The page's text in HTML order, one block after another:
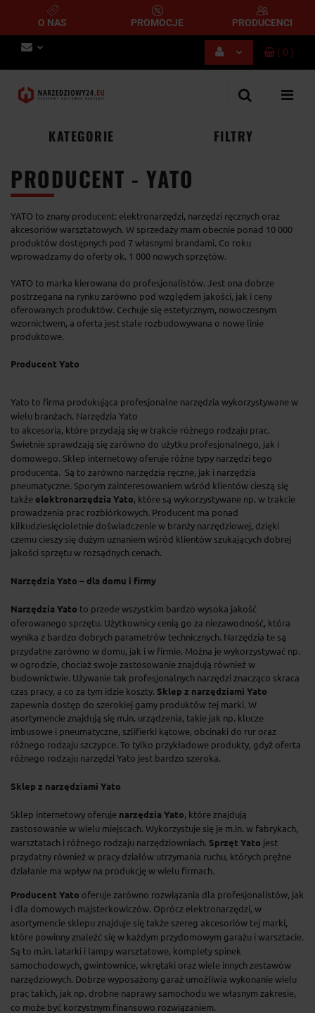
O NAS PROMOCJE PRODUCENCI
( 0 )
KATEGORIE FILTRY
PRODUCENT - YATO
YATO to znany producent: elektronarzędzi, narzędzi ręcznych oraz
akcesoriów warsztatowych. W sprzedaży mam obecnie ponad 10 000
produktów dostępnych pod 7 własnymi brandami. Co roku
wprowadzamy do oferty ok. 1 000 nowych sprzętów.
YATO to marka kierowana do profesjonalistów. Jest ona dobrze
postrzegana na rynku zarówno pod względem jakości, jak i ceny
oferowanych produktów. Cechuje się estetycznym, nowoczesnym
wzornictwem, a oferta jest stale rozbudowywana o nowe linie
produktowe.
Producent Yato
Yato to firma produkująca profesjonalne narzędzia wykorzystywane w
wielu branżach. Narzędzia Yato
to akcesoria, które przydają się w trakcie różnego rodzaju prac.
Świetnie sprawdzają się zarówno do użytku profesjonalnego, jak i
domowego. Sklep internetowy oferuje różne typy narzędzi tego
producenta. Są to zarówno narzędzia ręczne, jak i narzędzia
pneumatyczne. Sporym zainteresowaniem wśród klientów cieszą się
także elektronarzędzia Yato, które są wykorzystywane np. w trakcie
prowadzenia prac rozbiórkowych. Producent ma ponad
kilkudziesięcioletnie doświadczenie w branży narzędziowej, dzięki
czemu cieszy się dużym uznaniem wśród klientów szukających dobrej
jakości sprzętu w rozsądnych cenach.
Narzędzia Yato – dla domu i firmy
Narzędzia Yato to przede wszystkim bardzo wysoka jakość
oferowanego sprzętu. Użytkownicy cenią go za niezawodność, która
wynika z bardzo dobrych parametrów technicznych. Narzędzia te są
przydatne zarówno w domu, jak i w firmie. Można je wykorzystywać np.
w ogrodzie, chociaż swoje zastosowanie znajdują również w
budownictwie. Używanie tak profesjonalnych narzędzi znacząco skraca
czas pracy, a co za tym idzie koszty. Sklep z narzędziami Yato
zapewnia dostęp do szerokiej gamy produktów tej marki. W
asortymencie znajdują się m.in. urządzenia, takie jak np. klucze
imbusowe i pneumatyczne, szlifierki kątowe, obcinaki do rur oraz
różnego rodzaju szczypce. To tylko przykładowe produkty, gdyż oferta
różnego rodzaju narzędzi Yato jest bardzo szeroka.
Sklep z narzędziami Yato
Sklep internetowy oferuje narzędzia Yato, które znajdują
zastosowanie w wielu miejscach. Wykorzystuje się je m.in. w fabrykach,
warsztatach i różnego rodzaju narzędziowniach. Sprzęt Yato jest
przydatny również w pracy działów utrzymania ruchu, których prężne
działanie ma wpływ na produkcję w wielu firmach.
Producent Yato oferuje zarówno rozwiązania dla profesjonalistów, jak
i dla domowych majsterkowiczów. Oprócz elektronarzędzi, w
asortymencie sklepu znajduje się także szereg akcesoriów tej marki,
które powinny znaleźć się w każdym przydomowym garażu i warsztacie.
Są to m.in. latarki i lampy warsztatowe, komplety spinek
samochodowych, gwintownice, wkrętaki oraz wiele innych zestawów
narzędziowych. Dobrze wyposażony garaż umożliwia wykonanie wielu
prac takich, jak np. drobne naprawy samochodu we własnym zakresie,
co może być korzystnym finansowo rozwiązaniem.